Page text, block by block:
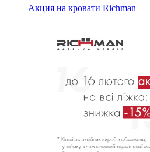
Акция на кровати Richman